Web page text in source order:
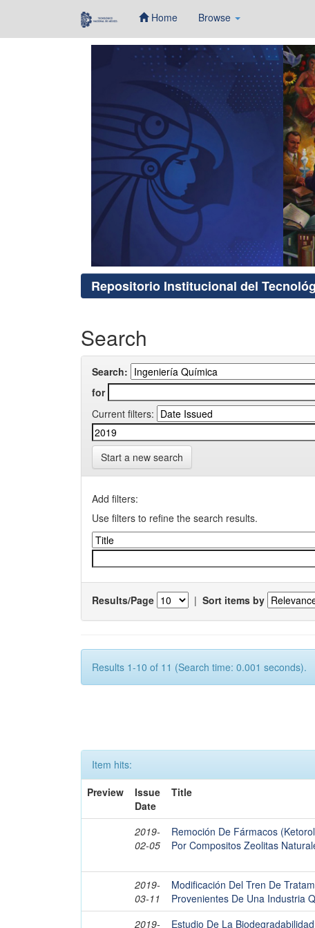
Home Browse
Repositorio Institucional del
Search
Search:
for
Current filters:
Start a new search
Add filters:
Use filters to refine the search results.
Results/Page | Sort items by
Results 1-10 of 11 (Search time: 0.001 seconds).
Item hits:
Preview
Issue
Date
Title
2019-
02-05
Remoción De Fármacos
Por Compositos Zeolitas
2019-
03-11
Modificación Del Tren De
Provenientes De Una Industria
2019-
Estudio De La